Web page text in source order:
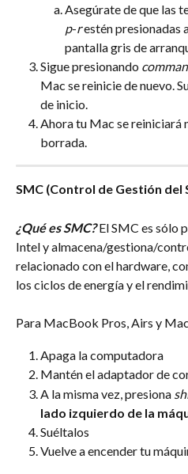
Asegúrate de que las
p-r estén presionadas
pantalla gris de
Sigue presionando
Mac se reinicie de nuevo.
de inicio.
Ahora tu Mac se reiniciará
borrada.
SMC (Control de Gestión del
¿Qué es SMC? El SMC es sólo
Intel y almacena/gestiona/
relacionado con el hardware,
los ciclos de energía y el
Para MacBook Pros, Airs y
Apaga la computadora
Mantén el adaptador de
A la misma vez, presiona
lado izquierdo de la
Suéltalos
Vuelve a encender tu